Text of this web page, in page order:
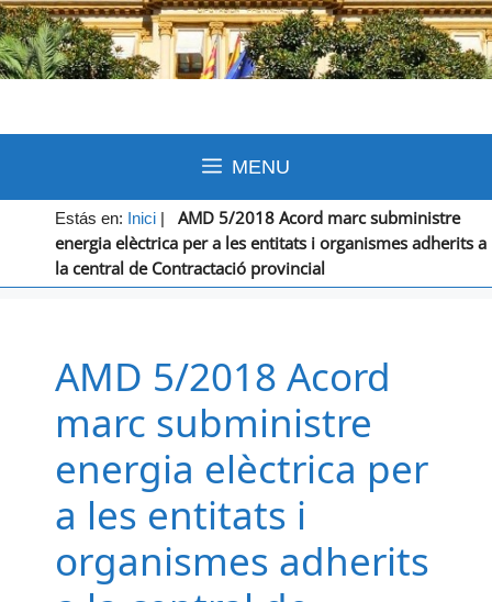
MENU
Estás en: Inici |
AMD 5/2018 Acord marc subministre
energia elèctrica per a les entitats i organismes adherits a
la central de Contractació provincial
AMD 5/2018 Acord
marc subministre
energia elèctrica per
a les entitats i
organismes adherits